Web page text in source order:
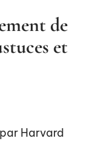
de
et
Harvard